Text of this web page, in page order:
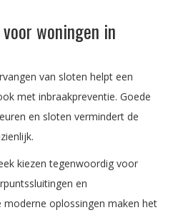
woningen in
van sloten helpt een
met inbraakpreventie. Goede
en sloten vermindert de
kiezen tegenwoordig voor
en
moderne oplossingen maken het